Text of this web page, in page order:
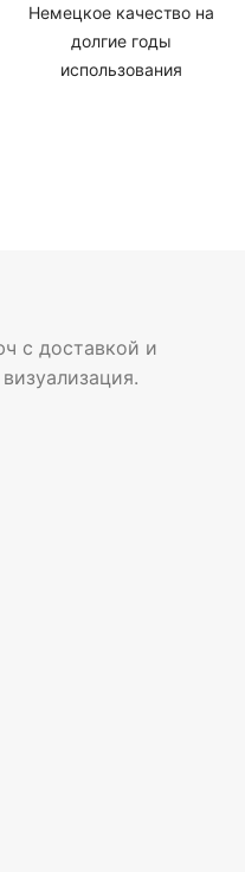
Немецкое качество на
долгие годы
использования
с доставкой и